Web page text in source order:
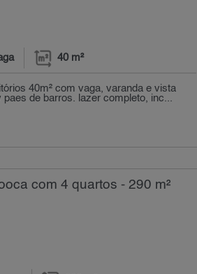
40 m²
40m² com vaga, varanda e vista
de barros. lazer completo, inc...
com 4 quartos - 290 m²